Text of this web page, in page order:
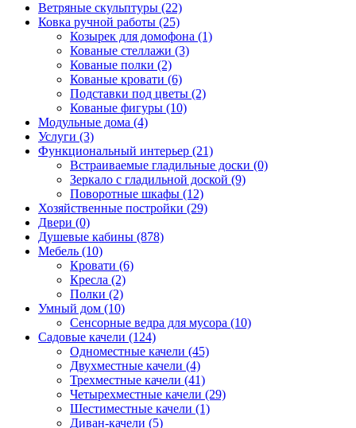
Ветряные скульптуры (22)
Ковка ручной работы (25)
Козырек для домофона (1)
Кованые стеллажи (3)
Кованые полки (2)
Кованые кровати (6)
Подставки под цветы (2)
Кованые фигуры (10)
Модульные дома (4)
Услуги (3)
Функциональный интерьер (21)
Встраиваемые гладильные доски (0)
Зеркало с гладильной доской (9)
Поворотные шкафы (12)
Хозяйственные постройки (29)
Двери (0)
Душевые кабины (878)
Мебель (10)
Кровати (6)
Кресла (2)
Полки (2)
Умный дом (10)
Сенсорные ведра для мусора (10)
Садовые качели (124)
Одноместные качели (45)
Двухместные качели (4)
Трехместные качели (41)
Четырехместные качели (29)
Шестиместные качели (1)
Диван-качели (5)